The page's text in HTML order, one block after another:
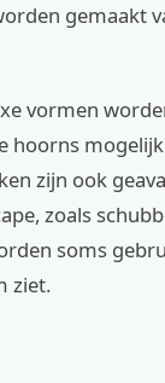
gemaakt
vormen
zijn ook
zoals
soms
ziet.